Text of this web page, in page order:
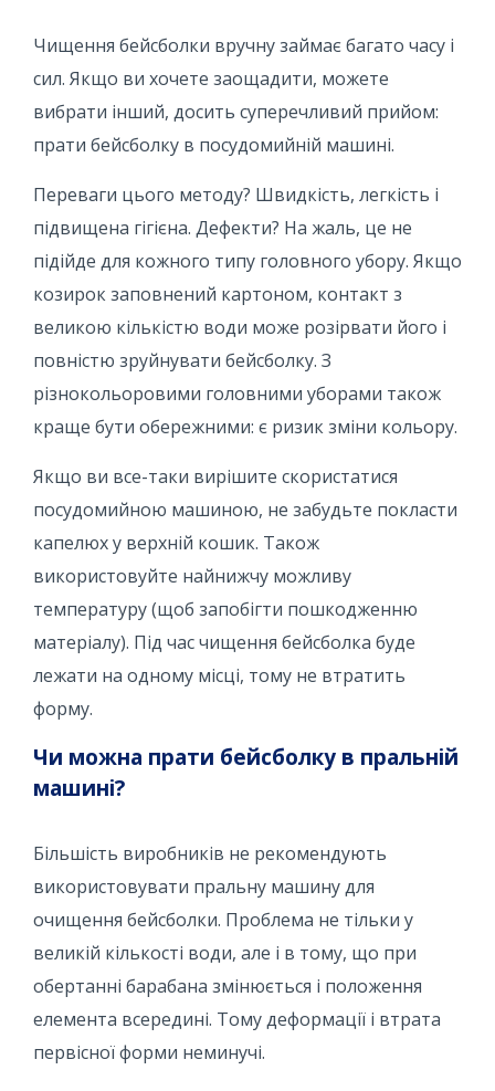
Чищення бейсболки вручну займає багато часу і
сил. Якщо ви хочете заощадити, можете
вибрати інший, досить суперечливий прийом:
прати бейсболку в посудомийній машині.
Переваги цього методу? Швидкість, легкість і
підвищена гігієна. Дефекти? На жаль, це не
підійде для кожного типу головного убору. Якщо
козирок заповнений картоном, контакт з
великою кількістю води може розірвати його і
повністю зруйнувати бейсболку. З
різнокольоровими головними уборами також
краще бути обережними: є ризик зміни кольору.
Якщо ви все-таки вирішите скористатися
посудомийною машиною, не забудьте покласти
капелюх у верхній кошик. Також
використовуйте найнижчу можливу
температуру (щоб запобігти пошкодженню
матеріалу). Під час чищення бейсболка буде
лежати на одному місці, тому не втратить
форму.
Чи можна прати бейсболку в пральній
машині?
Більшість виробників не рекомендують
використовувати пральну машину для
очищення бейсболки. Проблема не тільки у
великій кількості води, але і в тому, що при
обертанні барабана змінюється і положення
елемента всередині. Тому деформації і втрата
первісної форми неминучі.